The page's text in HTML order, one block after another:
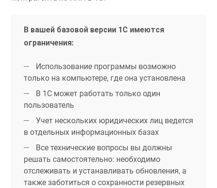
В вашей базовой версии 1С имеются
ограничения:
Использование программы возможно
только на компьютере, где она установленa
В 1С может работать только один
пользователь
Учет нескольких юридических лиц ведется
в отдельных информационных базах
Все технические вопросы вы должны
решать самостоятельно: необходимо
отслеживать и устанавливать обновления, а
также заботиться о сохранности резервных